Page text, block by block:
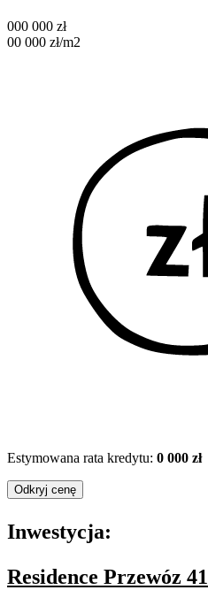
000 000 zł
00 000 zł/m2
Estymowana rata kredytu: 0 000 zł
Odkryj cenę
Inwestycja:
Residence Przewóz 41